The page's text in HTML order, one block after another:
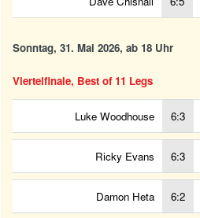
Sonntag, 31. Mai 2026, ab 18 Uhr
Viertelfinale, Best of 11 Legs
Luke Woodhouse 6:3
Ricky Evans 6:3
Damon Heta 6:2